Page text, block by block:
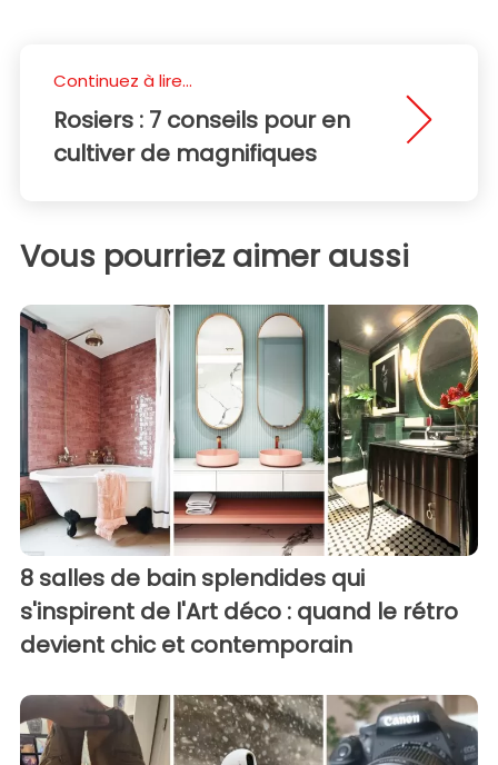
Continuez à lire...
Rosiers : 7 conseils pour en
cultiver de magnifiques
Vous pourriez aimer aussi
8 salles de bain splendides qui
s'inspirent de l'Art déco : quand le rétro
devient chic et contemporain